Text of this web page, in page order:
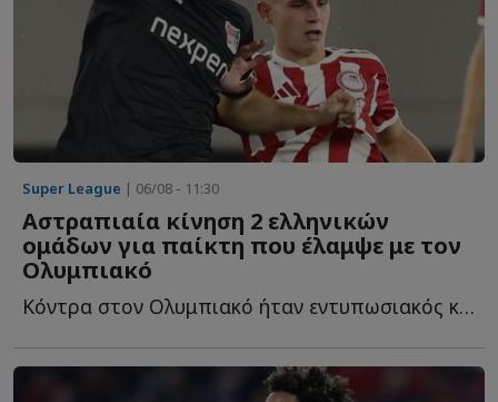
Super League | 06/08 - 11:30
Αστραπιαία κίνηση 2 ελληνικών
ομάδων για παίκτη που έλαμψε με τον
Ολυμπιακό
Κόντρα στον Ολυμπιακό ήταν εντυπωσιακός και ήδη δύο ε...